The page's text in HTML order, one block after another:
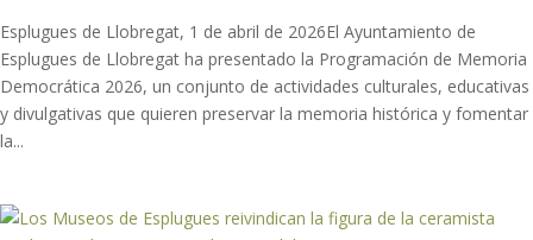
Esplugues de Llobregat, 1 de abril de 2026El Ayuntamiento de
Esplugues de Llobregat ha presentado la Programación de Memoria
Democrática 2026, un conjunto de actividades culturales, educativas
y divulgativas que quieren preservar la memoria histórica y fomentar
la...